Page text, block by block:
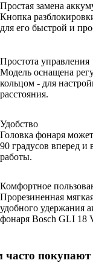
Простая замена
Кнопка
для его быстрой и
Простота управления
Модель оснащена
кольцом - для
расстояния.
Удобство
Головка фонаря
90 градусов вперед и
работы.
Комфортное
Прорезиненная
удобного удержания
фонаря Bosch GLI 18
часто покупают